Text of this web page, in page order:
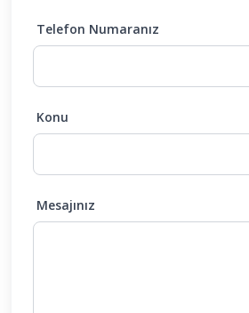
Telefon Numaranız
Konu
Mesajınız